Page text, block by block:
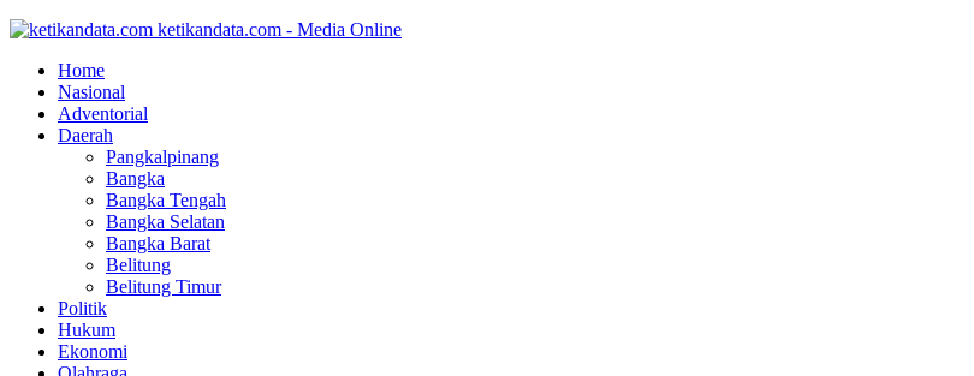
ketikandata.com - Media Online
Home
Nasional
Adventorial
Daerah
Pangkalpinang
Bangka
Bangka Tengah
Bangka Selatan
Bangka Barat
Belitung
Belitung Timur
Politik
Hukum
Ekonomi